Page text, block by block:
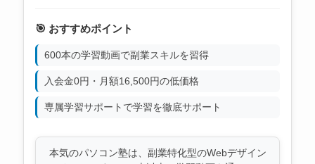
🎯 おすすめポイント
600本の学習動画で副業スキルを習得
入会金0円・月額16,500円の低価格
専属学習サポートで学習を徹底サポート
本気のパソコン塾は、副業特化型のWebデザイン